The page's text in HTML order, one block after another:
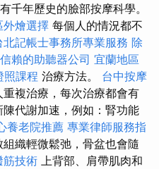
千年歷史的臉部按摩科學。
外燴選擇 每個人的情況都不
北記帳士事務所專業服務 除
賴的助聽器公司 宜蘭地區
照課程 治療方法。 台中按摩
複治療，每次治療都會有
代謝加速，例如：腎功能
養老院推薦 專業律師服務指
織輕微鬆弛，骨盆也會隨
筋技術 上背部、肩帶肌肉和